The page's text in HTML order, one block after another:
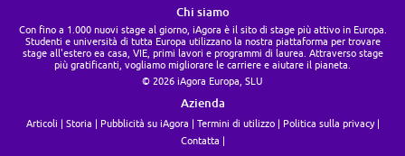
Chi siamo
Con fino a 1.000 nuovi stage al giorno, iAgora è il sito di stage più attivo in Europa.
Studenti e università di tutta Europa utilizzano la nostra piattaforma per trovare
stage all'estero ea casa, VIE, primi lavori e programmi di laurea. Attraverso stage
più gratificanti, vogliamo migliorare le carriere e aiutare il pianeta.
© 2026 iAgora Europa, SLU
Azienda
Articoli Storia Pubblicità su iAgora Termini di utilizzo
Politica sulla privacy
Contatta